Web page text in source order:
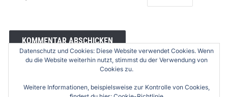
Datenschutz und Cookies: Diese Website verwendet Cookies. Wenn
du die Website weiterhin nutzt, stimmst du der Verwendung von
Cookies zu.
Weitere Informationen, beispielsweise zur Kontrolle von Cookies,